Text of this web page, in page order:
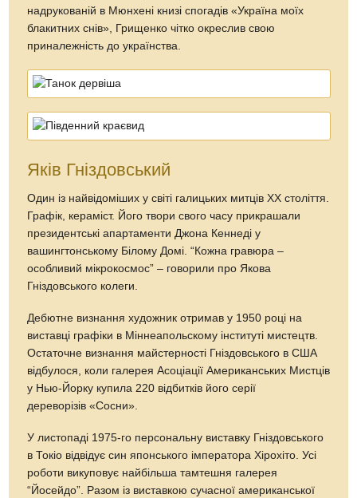
надрукованій в Мюнхені книзі спогадів «Україна моїх
блакитних снів», Грищенко чітко окреслив свою
приналежність до українства.
Яків Гніздовський
Один із найвідоміших у світі галицьких митців ХХ століття.
Графік, кераміст. Його твори свого часу прикрашали
президентські апартаменти Джона Кеннеді у
вашингтонському Білому Домі. “Кожна гравюра –
особливий мікрокосмос” – говорили про Якова
Гніздовського колеги.
Дебютне визнання художник отримав у 1950 році на
виставці графіки в Міннеапольскому інституті мистецтв.
Остаточне визнання майстерності Гніздовського в США
відбулося, коли галерея Асоціації Американських Мистців
у Нью-Йорку купила 220 відбитків його серії
дереворізів «Сосни».
У листопаді 1975-го персональну виставку Гніздовського
в Токіо відвідує син японського імператора Хірохіто. Усі
роботи викуповує найбільша тамтешня галерея
“Йосейдо”. Разом із виставкою сучасної американської